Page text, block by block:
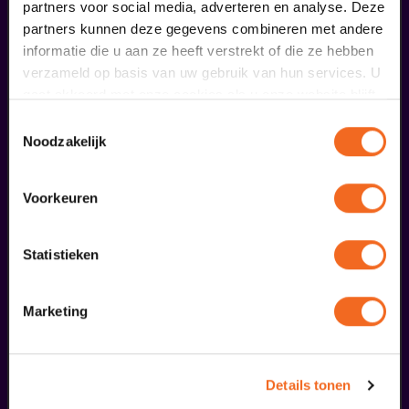
partners voor social media, adverteren en analyse. Deze
partners kunnen deze gegevens combineren met andere
informatie die u aan ze heeft verstrekt of die ze hebben
verzameld op basis van uw gebruik van hun services. U
Noodzakelijk
Voorkeuren
Statistieken
Marketing
Details tonen
€ 0,00
meer informatie
75 jaar Molukkers in NL
01
oktober